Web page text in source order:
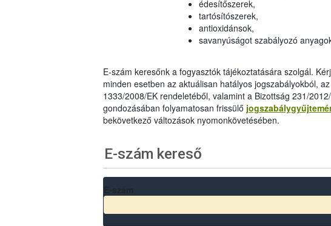
édesítőszerek,
tartósítószerek,
antioxidánsok,
savanyúságot szabályozó
E-szám keresőnk a fogyasztók tájékoztatására szolgál.
minden esetben az aktuálisan hatályos jogszabályokból,
1333/2008/EK rendeletéből, valamint a Bizottság 231/
gondozásában folyamatosan frissülő
bekövetkező változások nyomonkövetésében.
E-szám kereső